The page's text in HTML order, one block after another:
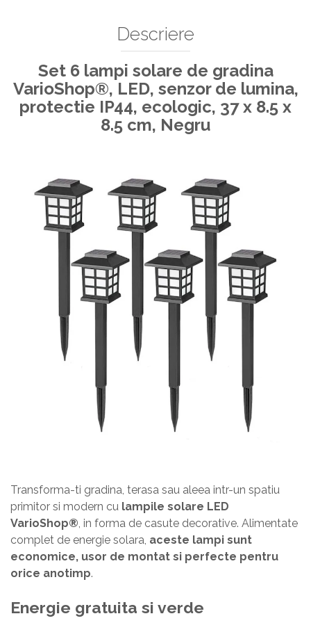
Descriere
Set 6 lampi solare de gradina
VarioShop®, LED, senzor de lumina,
protectie IP44, ecologic, 37 x 8.5 x
8.5 cm, Negru
Transforma-ti gradina, terasa sau aleea intr-un spatiu
primitor si modern cu lampile solare LED
VarioShop®, in forma de casute decorative. Alimentate
complet de energie solara, aceste lampi sunt
economice, usor de montat si perfecte pentru
orice anotimp.
Energie gratuita si verde